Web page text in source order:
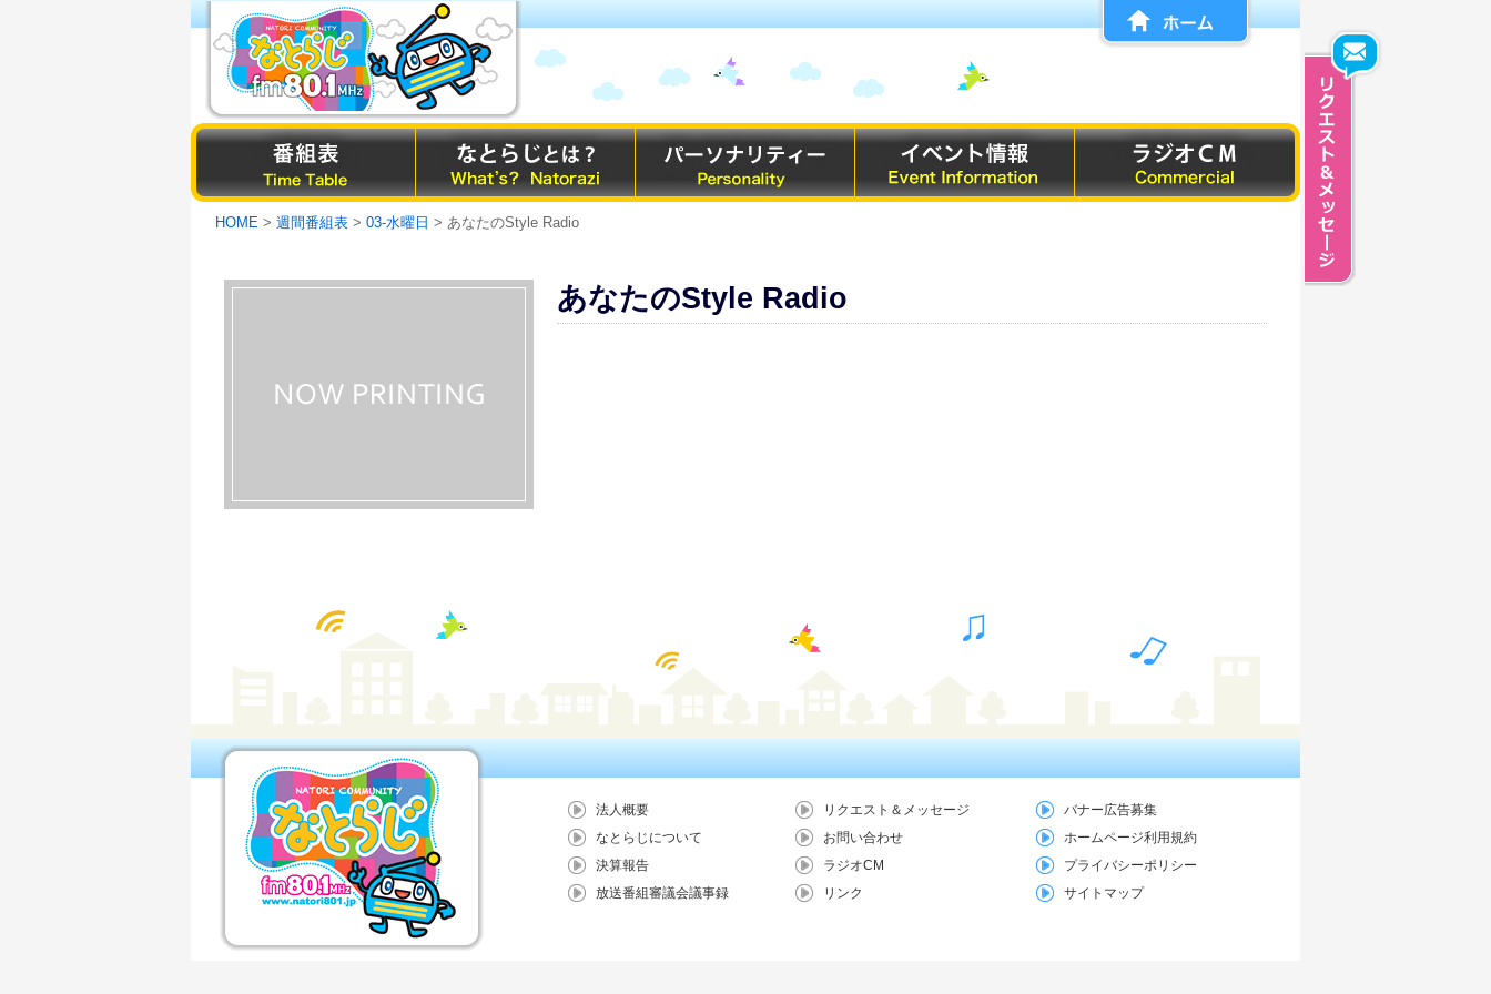
HOME > 週間番組表 > 03-水曜日 > あなたのStyle Radio
あなたのStyle Radio
法人概要
なとらじについて
決算報告
放送番組審議会議事録
リクエスト＆メッセージ
お問い合わせ
ラジオCM
リンク
バナー広告募集
ホームページ利用規約
プライバシーポリシー
サイトマップ